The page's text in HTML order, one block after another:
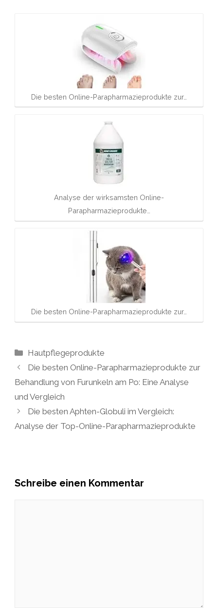
Die besten Online-Parapharmazieprodukte zur…
Analyse der wirksamsten Online-
Parapharmazieprodukte…
Die besten Online-Parapharmazieprodukte zur…
Kategorien
Hautpflegeprodukte
Die besten Online-Parapharmazieprodukte zur
Behandlung von Furunkeln am Po: Eine Analyse
und Vergleich
Die besten Aphten-Globuli im Vergleich:
Analyse der Top-Online-Parapharmazieprodukte
Schreibe einen Kommentar